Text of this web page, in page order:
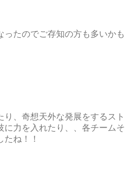
ったのでご存知の方も多いかも
り、奇想天外な発展をするスト
に力を入れたり、、各チームそ
ね！！